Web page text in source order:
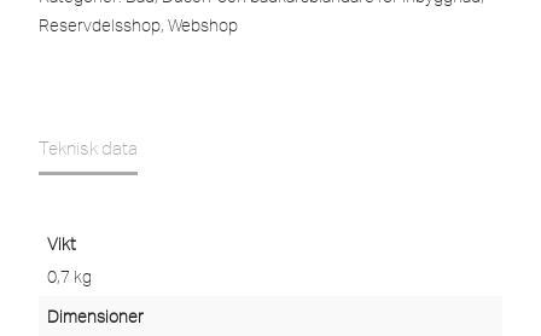
Reservdelsshop, Webshop
Teknisk data
Vikt
0,7 kg
Dimensioner